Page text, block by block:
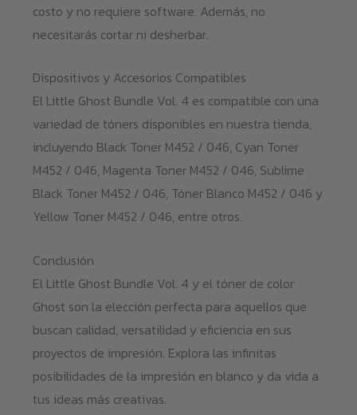
costo y no requiere software. Además, no
necesitarás cortar ni desherbar.
Dispositivos y Accesorios Compatibles
El Little Ghost Bundle Vol. 4 es compatible con una
variedad de tóners disponibles en nuestra tienda,
incluyendo Black Toner M452 / 046, Cyan Toner
M452 / 046, Magenta Toner M452 / 046, Sublime
Black Toner M452 / 046, Tóner Blanco M452 / 046 y
Yellow Toner M452 / 046, entre otros.
Conclusión
El Little Ghost Bundle Vol. 4 y el tóner de color
Ghost son la elección perfecta para aquellos que
buscan calidad, versatilidad y eficiencia en sus
proyectos de impresión. Explora las infinitas
posibilidades de la impresión en blanco y da vida a
tus ideas más creativas.